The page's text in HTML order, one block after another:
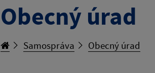
Obecný úrad
Samospráva Obecný úrad